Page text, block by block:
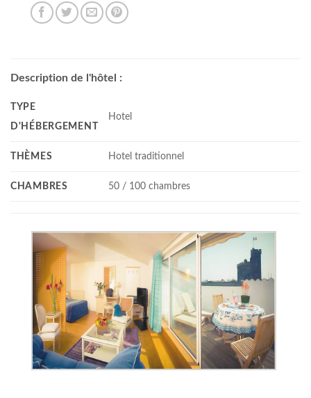
Description de l'hôtel :
TYPE
D'HÉBERGEMENT
Hotel
THÈMES Hotel traditionnel
CHAMBRES 50 / 100 chambres